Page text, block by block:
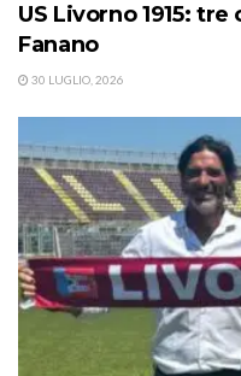
US Livorno 1915:
Fanano
30 LUGLIO, 2026